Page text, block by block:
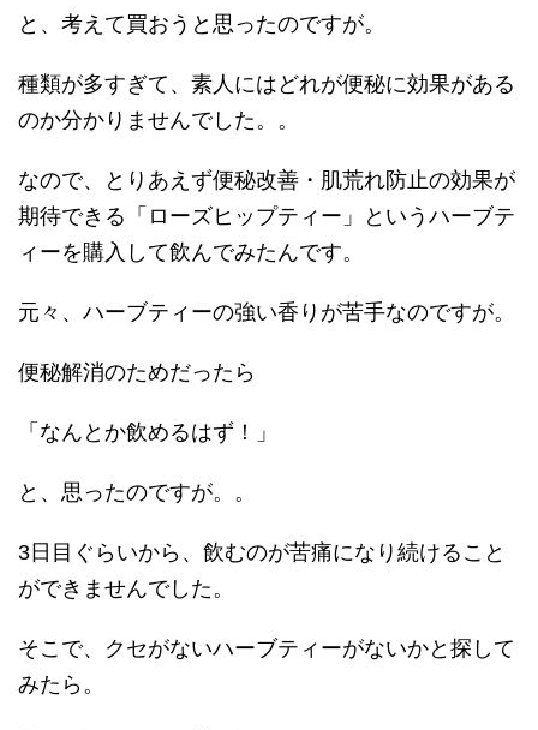
と、考えて買おうと思ったのですが。
種類が多すぎて、素人にはどれが便秘に効果がある
のか分かりませんでした。。
なので、とりあえず便秘改善・肌荒れ防止の効果が
期待できる「ローズヒップティー」というハーブテ
ィーを購入して飲んでみたんです。
元々、ハーブティーの強い香りが苦手なのですが。
便秘解消のためだったら
「なんとか飲めるはず！」
と、思ったのですが。。
3日目ぐらいから、飲むのが苦痛になり続けること
ができませんでした。
そこで、クセがないハーブティーがないかと探して
みたら。